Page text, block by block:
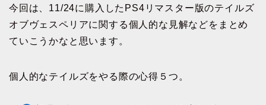
今回は、11/24に購入したPS4リマスター版のテイルズ
オブヴェスペリアに関する個人的な見解などをまとめ
ていこうかなと思います。
個人的なテイルズをやる際の心得５つ。